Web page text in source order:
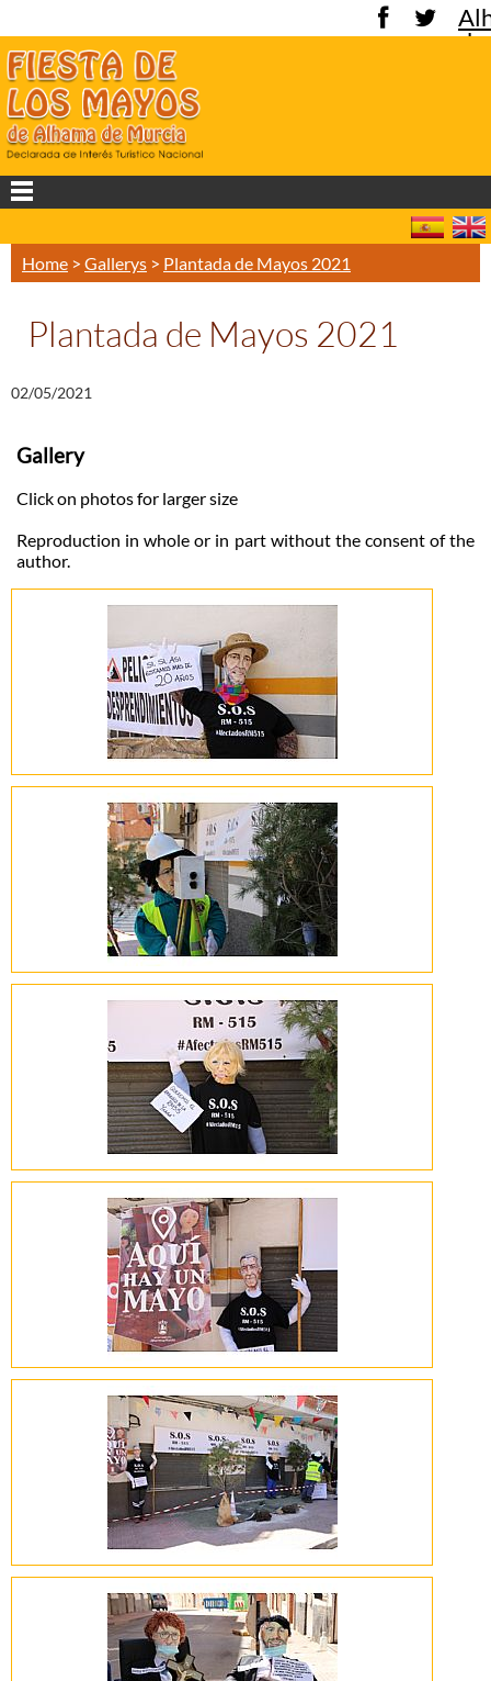
de
Home > Gallerys > Plantada de Mayos 2021
Plantada de Mayos 2021
02/05/2021
Gallery
Click on photos for larger size
Reproduction in whole or in part without the consent of the
author.